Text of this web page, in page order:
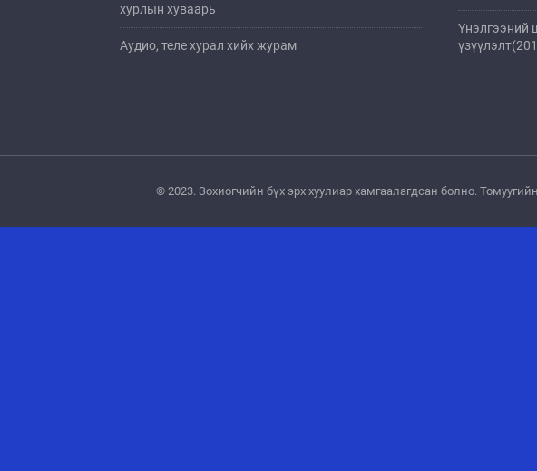
хурлын хуваарь
Аудио, теле хурал хийх журам
Үнэлгээний
© 2023. Зохиогчийн бүх эрх хуулиар хамгаалагдсан болно.